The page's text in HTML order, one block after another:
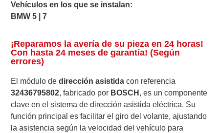
Vehículos en los que se instalan:
BMW 5 | 7
¡Reparamos la avería de su pieza en 24 horas!
Con hasta 24 meses de garantía! (Según
errores)
El módulo dedirección asistida con referencia
32436795802, fabricado por BOSCH , es un componente
clave en el sistema de dirección asistida eléctrica. Su
función principal es facilitar el giro del volante, ajustando
la asistencia según la velocidad del vehículo para